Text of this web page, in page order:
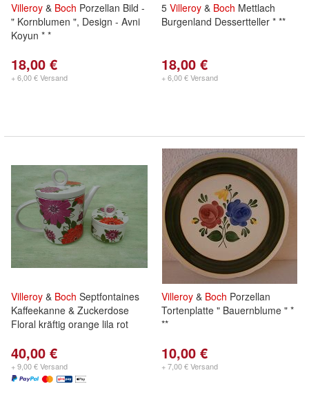
Villeroy & Boch Porzellan Bild -
" Kornblumen ", Design - Avni
Koyun * *
18,00 €
+ 6,00 € Versand
5 Villeroy & Boch Mettlach
Burgenland Dessertteller * **
18,00 €
+ 6,00 € Versand
Villeroy & Boch Septfontaines
Kaffeekanne & Zuckerdose
Floral kräftig orange lila rot
40,00 €
+ 9,00 € Versand
Villeroy & Boch Porzellan
Tortenplatte " Bauernblume " *
**
10,00 €
+ 7,00 € Versand